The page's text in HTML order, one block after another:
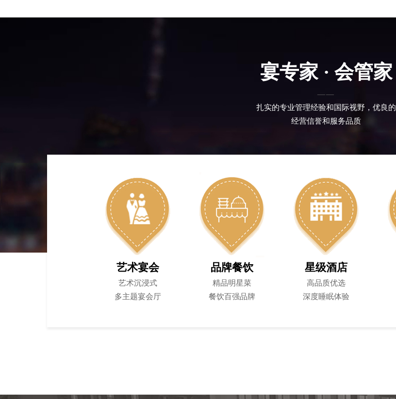
宴专家 · 会管家
——
扎实的专业管理经验和国际视野，优良的
经营信誉和服务品质
艺术宴会
艺术沉浸式
多主题宴会厅
品牌餐饮
精品明星菜
餐饮百强品牌
星级酒店
高品质优选
深度睡眠体验